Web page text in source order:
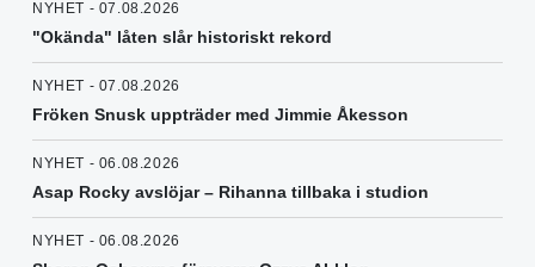
NYHET - 07.08.2026
"Okända" låten slår historiskt rekord
NYHET - 07.08.2026
Fröken Snusk uppträder med Jimmie Åkesson
NYHET - 06.08.2026
Asap Rocky avslöjar – Rihanna tillbaka i studion
NYHET - 06.08.2026